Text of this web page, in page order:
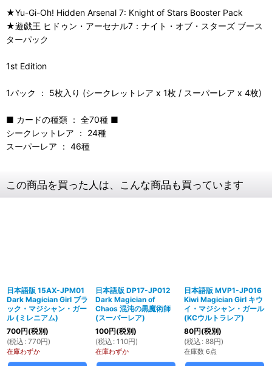
★Yu-Gi-Oh! Hidden Arsenal 7: Knight of Stars Booster Pack
★遊戯王 ヒドゥン・アーセナル7：ナイト・オブ・スターズ ブース
ターパック
1st Edition
1パック ： 5枚入り (シークレットレア x 1枚 / スーパーレア x 4枚)
■ カードの種類 ： 全70種 ■
シークレットレア ： 24種
スーパーレア ： 46種
この商品を買った人は、こんな商品も買っています
日本語版 15AX-JPM01
Dark Magician Girl ブラ
ック・マジシャン・ガー
ル (ミレニアム)
700円(税別)
(税込 : 770円)
在庫わずか
日本語版 DP17-JP012
Dark Magician of
Chaos 混沌の黒魔術師
(スーパーレア)
100円(税別)
(税込 : 110円)
在庫わずか
日本語版 MVP1-JP016
Kiwi Magician Girl キウ
イ・マジシャン・ガール
(KCウルトラレア)
80円(税別)
(税込 : 88円)
在庫数 6点